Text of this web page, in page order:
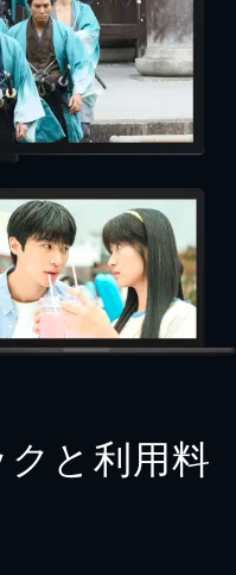
と利用料